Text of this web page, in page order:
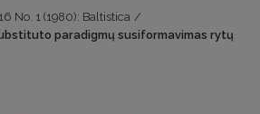
No. 1 (1980): Baltistica /
paradigmų susiformavimas rytų